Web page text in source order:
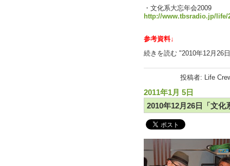
・文化系大忘年会2009
http://www.tbsradio.jp/life/
参考資料↓
続きを読む "2010年12月26
投稿者: Life
2011年1月 5日
2010年12月26日「文化